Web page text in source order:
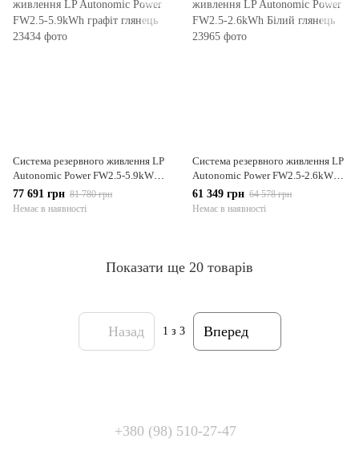
Система резервного живлення LP
Autonomic Power FW2.5-5.9kWh
графіт глянець
77 691 грн 81 780 грн
Немає в наявності
Система резервного живлення LP
Autonomic Power FW2.5-2.6kWh
Білий глянець
61 349 грн 64 578 грн
Немає в наявності
Показати ще 20 товарів
Назад 1 з 3 Вперед
+380 (98) 510-27-47